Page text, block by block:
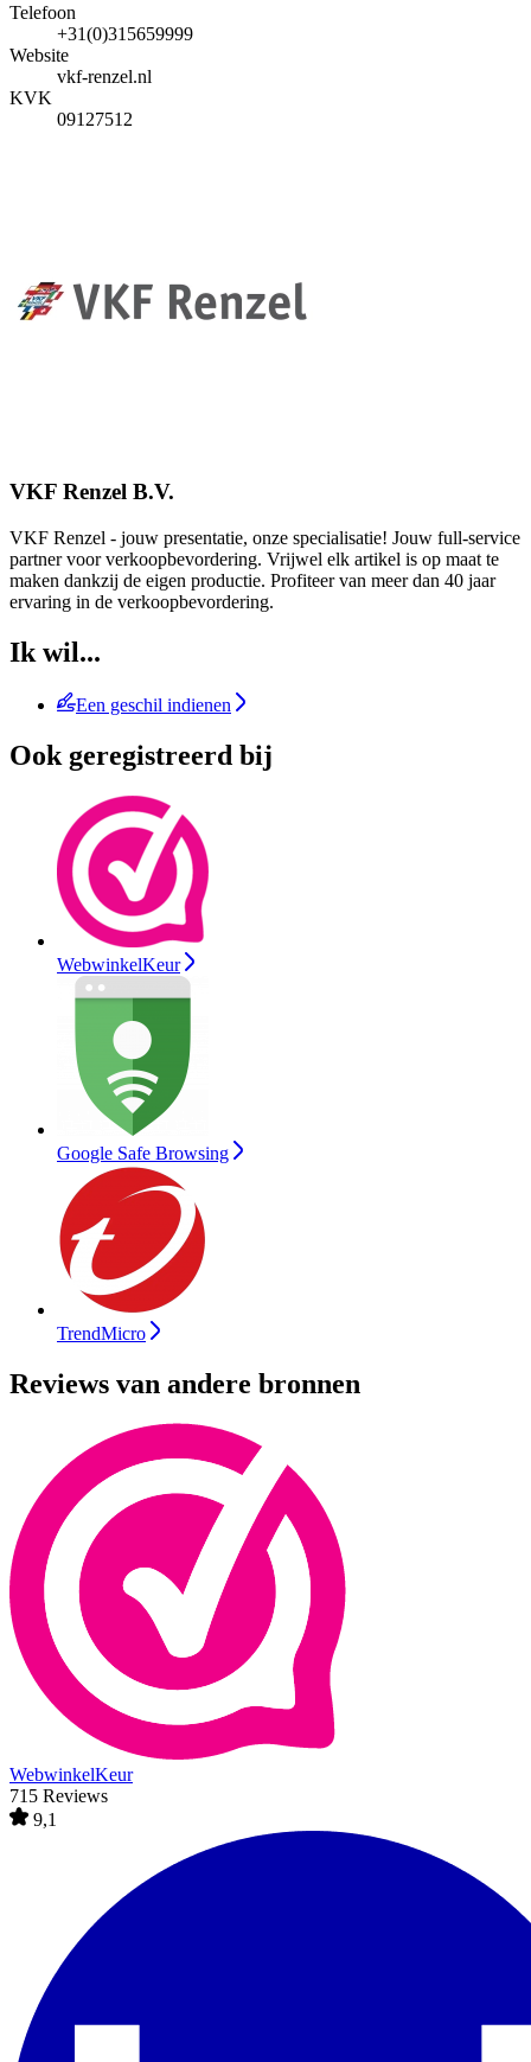
Telefoon
+31(0)315659999
Website
vkf-renzel.nl
KVK
09127512
VKF Renzel B.V.
VKF Renzel - jouw presentatie, onze specialisatie! Jouw full-service
partner voor verkoopbevordering. Vrijwel elk artikel is op maat te
maken dankzij de eigen productie. Profiteer van meer dan 40 jaar
ervaring in de verkoopbevordering.
Ik wil...
Een geschil indienen
Ook geregistreerd bij
WebwinkelKeur
Google Safe Browsing
TrendMicro
Reviews van andere bronnen
WebwinkelKeur
715 Reviews
9,1